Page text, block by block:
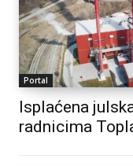
Portal
Isplaćena
radnicima